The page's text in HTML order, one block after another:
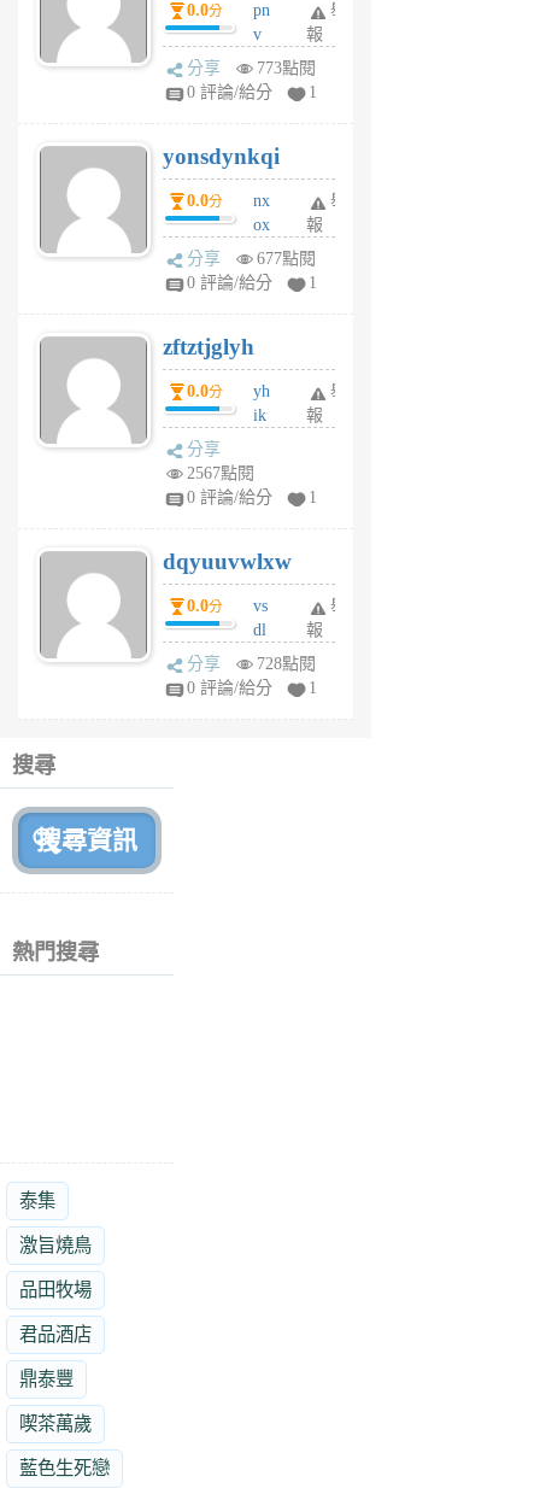
月
前
0.0分
pn
v
wt
sv
6
個
月
前
舉
報
分享
773點閱
0 評論/給分
1
yonsdynkqi
0.0分
nx
ox
rh
pe
月
前
舉
報
分享
677點閱
0 評論/給分
1
zftztjglyh
0.0分
yh
ik
tu
6
個
月
前
舉
報
分享
2567點閱
0 評論/給分
1
dqyuuvwlxw
0.0分
vs
dl
sq
fy
舉
報
分享
728點閱
0 評論/給分
1
搜尋
熱門搜尋
泰集
激旨燒鳥
品田牧場
君品酒店
鼎泰豐
喫茶萬歲
藍色生死戀